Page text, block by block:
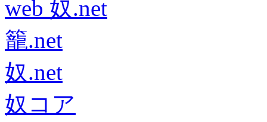
web 奴.net
籠.net
奴.net
奴コア